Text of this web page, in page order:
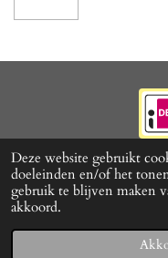
Deze website gebruikt
doeleinden en/of het
gebruik te blijven maken
akkoord.
© 2021 - 2026 CarProduct
Powered by JouwWeb